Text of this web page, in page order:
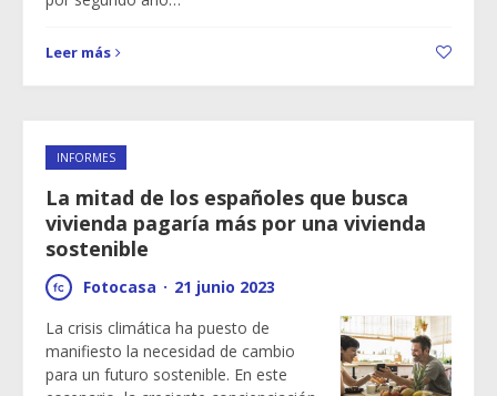
Leer más
INFORMES
La mitad de los españoles que busca
vivienda pagaría más por una vivienda
sostenible
Fotocasa · 21 junio 2023
La crisis climática ha puesto de
manifiesto la necesidad de cambio
para un futuro sostenible. En este